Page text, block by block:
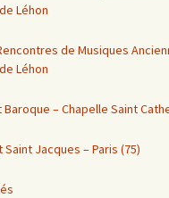
Léhon
de Musiques
Léhon
– Chapelle Saint
Saint Jacques – Paris (75)